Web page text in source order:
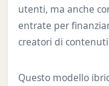
utenti, ma anche
entrate per
creatori di
Questo modello